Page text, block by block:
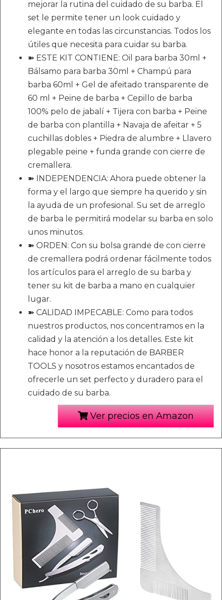
mejorar la rutina del cuidado de su barba. El
set le permite tener un look cuidado y
elegante en todas las circunstancias. Todos los
útiles que necesita para cuidar su barba.
➽ ESTE KIT CONTIENE: Oil para barba 30ml +
Bálsamo para barba 30ml + Champú para
barba 60ml + Gel de afeitado transparente de
60 ml + Peine de barba + Cepillo de barba
100% pelo de jabalí + Tijera con barba + Peine
de barba con plantilla + Navaja de afeitar + 5
cuchillas dobles + Piedra de alumbre + Llavero
plegable peine + funda grande con cierre de
cremallera.
➽ INDEPENDENCIA: Ahora puede obtener la
forma y el largo que siempre ha querido y sin
la ayuda de un profesional. Su set de arreglo
de barba le permitirá modelar su barba en solo
unos minutos.
➽ ORDEN: Con su bolsa grande de con cierre
de cremallera podrá ordenar fácilmente todos
los artículos para el arreglo de su barba y
tener su kit de barba a mano en cualquier
lugar.
➽ CALIDAD IMPECABLE: Como para todos
nuestros productos, nos concentramos en la
calidad y la atención a los detalles. Este kit
hace honor a la reputación de BARBER
TOOLS y nosotros estamos encantados de
ofrecerle un set perfecto y duradero para el
cuidado de su barba.
Ver precios en Amazon